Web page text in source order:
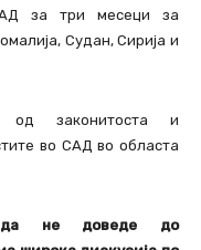
за три месеци за
Судан, Сирија и
од законитоста и
во САД во областа
да не доведе до